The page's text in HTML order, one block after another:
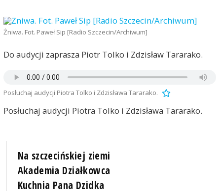
Żniwa. Fot. Paweł Sip [Radio Szczecin/Archiwum]
Do audycji zaprasza Piotr Tolko i Zdzisław Tararako.
Posłuchaj audycji Piotra Tolko i Zdzisława Tararako.
Posłuchaj audycji Piotra Tolko i Zdzisława Tararako.
Na szczecińskiej ziemi
Akademia Działkowca
Kuchnia Pana Dzidka